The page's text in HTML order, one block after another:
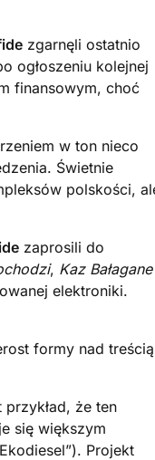
zgarnęli ostatnio
ogłoszeniu kolejnej
finansowym, choć
w ton nieco
Świetnie
polskości,
zaprosili do
, Kaz Bałagane
elektroniki.
formy nad
że ten
się większym
Projekt